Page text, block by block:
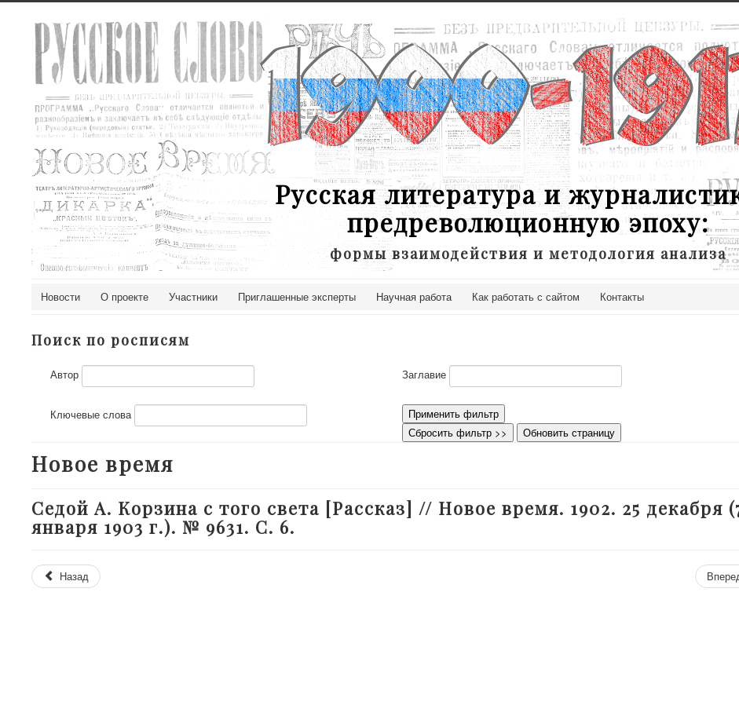
Русская литература и
предреволюционную эпоху:
формы взаимодействия и методология анализа
Новости О проекте Участники Приглашенные эксперты Научная работа Как работать с сайтом Контакты
Поиск по росписям
Автор Заглавие
Ключевые слова
Применить фильтр
Сбросить фильтр >>
Обновить страницу
Новое время
Седой А. Корзина с того света [Рассказ] // Новое время. 1902. 25 декабря
января 1903 г.). № 9631. С. 6.
Назад